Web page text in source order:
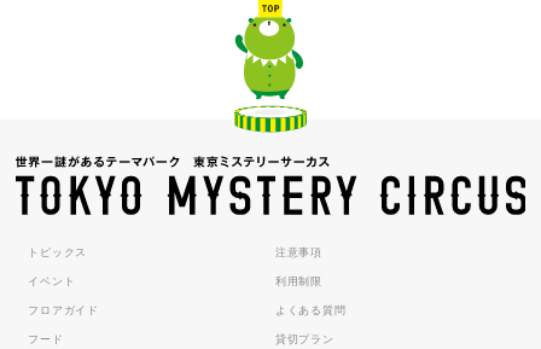
トピックス
イベント
フロアガイド
フード
注意事項
利用制限
よくある質問
貸切プラン